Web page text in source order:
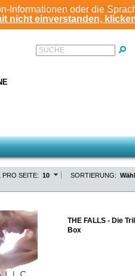
Informationen oder die
nicht einverstanden,
ANMELDEN REGISTRIEREN
SUCHE
SORTIERUNG:
PRO SEITE: 10
THE FALLS - Die
Box